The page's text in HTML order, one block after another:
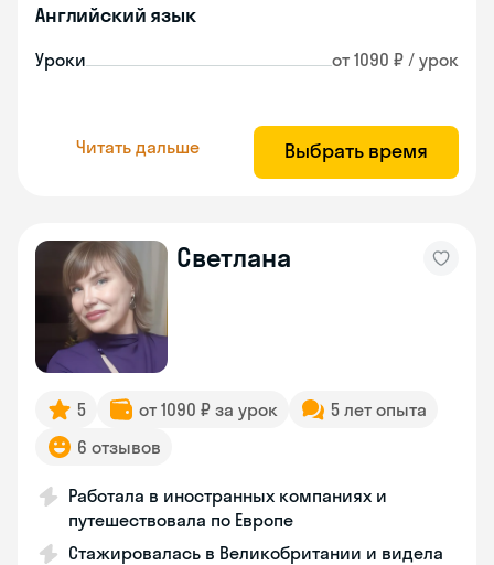
Английский язык
Уроки от 1090 ₽ / урок
Читать дальше Выбрать время
Светлана
5 от 1090 ₽ за урок
5 лет опыта
6 отзывов
Работала в иностранных компаниях и
путешествовала по Европе
Стажировалась в Великобритании и видела